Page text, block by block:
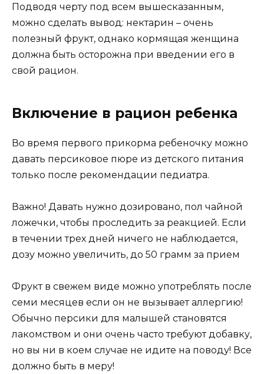
Подводя черту под всем вышесказанным,
можно сделать вывод: нектарин – очень
полезный фрукт, однако кормящая женщина
должна быть осторожна при введении его в
свой рацион.
Включение в рацион ребенка
Во время первого прикорма ребеночку можно
давать персиковое пюре из детского питания
только после рекомендации педиатра.
Важно! Давать нужно дозировано, пол чайной
ложечки, чтобы проследить за реакцией. Если
в течении трех дней ничего не наблюдается,
дозу можно увеличить, до 50 грамм за прием
Фрукт в свежем виде можно употреблять после
семи месяцев если он не вызывает аллергию!
Обычно персики для малышей становятся
лакомством и они очень часто требуют добавку,
но вы ни в коем случае не идите на поводу! Все
должно быть в меру!